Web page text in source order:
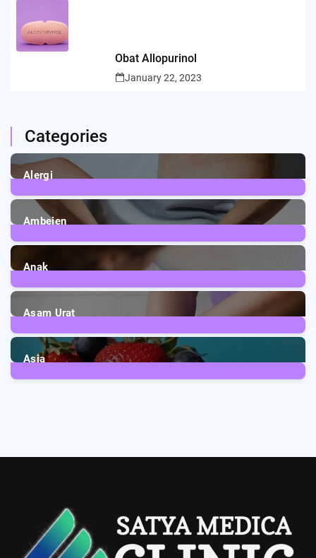
Obat Allopurinol
January 22, 2023
Categories
Alergi
6Posts
Ambeien
1Post
Anak
3Posts
Asam Urat
2Posts
Asia